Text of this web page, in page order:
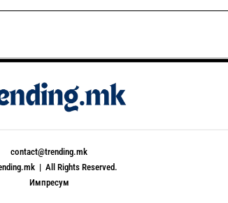
contact@trending.mk
| All Rights Reserved.
Импресум